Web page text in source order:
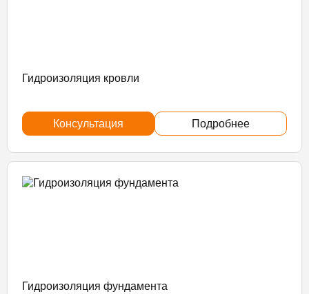
Гидроизоляция кровли
Консультация Подробнее
Гидроизоляция фундамента